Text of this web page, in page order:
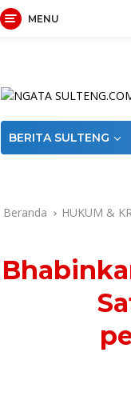
MENU
BERITA SULTENG
Beranda HUKUM &